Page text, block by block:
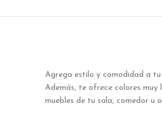
Agrega estilo y comodidad a
Además, te ofrece colores muy
muebles de tu sala, comedor u